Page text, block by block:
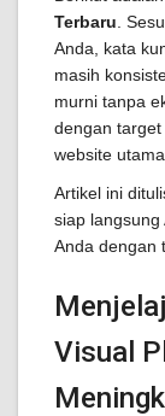
Terbaru .
Anda, kata
masih
murni tanpa
dengan
website utama
Artikel ini
siap langsung
Anda dengan
Visual